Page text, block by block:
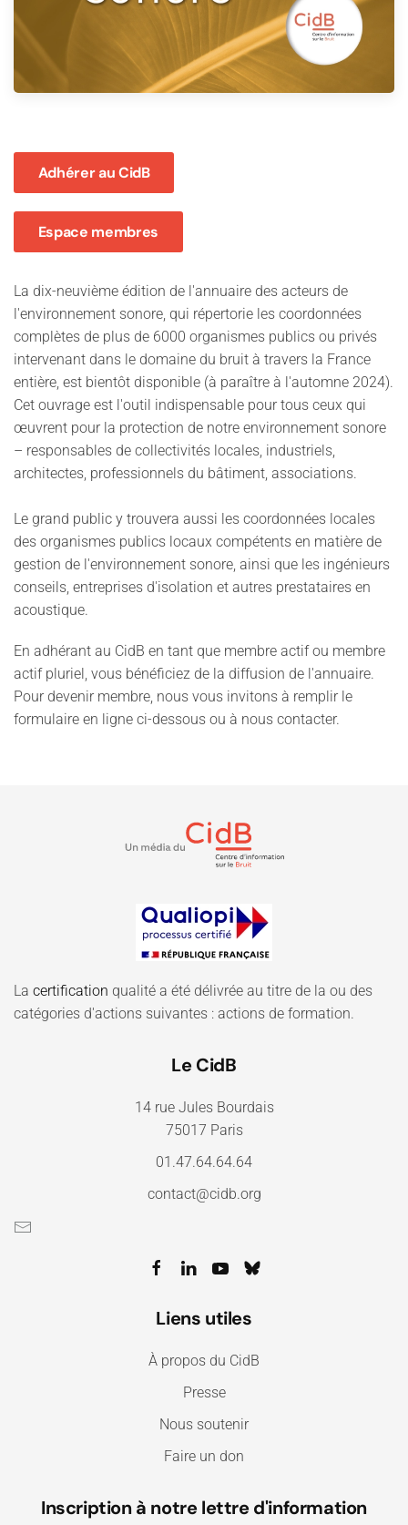
Adhérer au CidB
Espace membres
La dix-neuvième édition de l'annuaire des acteurs de
l'environnement sonore, qui répertorie les coordonnées
complètes de plus de 6000 organismes publics ou privés
intervenant dans le domaine du bruit à travers la France
entière, est bientôt disponible (à paraître à l'automne 2024).
Cet ouvrage est l'outil indispensable pour tous ceux qui
œuvrent pour la protection de notre environnement sonore
– responsables de collectivités locales, industriels,
architectes, professionnels du bâtiment, associations.
Le grand public y trouvera aussi les coordonnées locales
des organismes publics locaux compétents en matière de
gestion de l'environnement sonore, ainsi que les ingénieurs
conseils, entreprises d'isolation et autres prestataires en
acoustique.
En adhérant au CidB en tant que membre actif ou membre
actif pluriel, vous bénéficiez de la diffusion de l'annuaire.
Pour devenir membre, nous vous invitons à remplir le
formulaire en ligne ci-dessous ou à nous contacter.
La certification qualité a été délivrée au titre de la ou des
catégories d'actions suivantes : actions de formation.
Le CidB
14 rue Jules Bourdais
75017 Paris
01.47.64.64.64
contact@cidb.org
Liens utiles
À propos du CidB
Presse
Nous soutenir
Faire un don
Inscription à notre lettre d'information